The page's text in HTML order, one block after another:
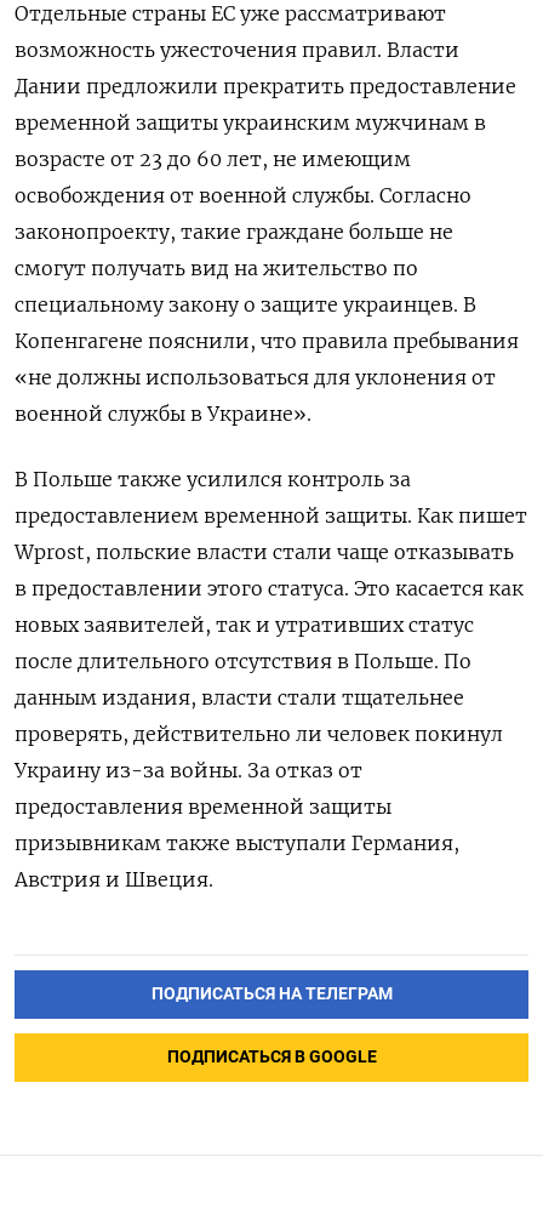
Отдельные страны ЕС уже рассматривают
возможность ужесточения правил. Власти
Дании предложили прекратить предоставление
временной защиты украинским мужчинам в
возрасте от 23 до 60 лет, не имеющим
освобождения от военной службы. Согласно
законопроекту, такие граждане больше не
смогут получать вид на жительство по
специальному закону о защите украинцев. В
Копенгагене пояснили, что правила пребывания
«не должны использоваться для уклонения от
военной службы в Украине».
В Польше также усилился контроль за
предоставлением временной защиты. Как пишет
Wprost, польские власти стали чаще отказывать
в предоставлении этого статуса. Это касается как
новых заявителей, так и утративших статус
после длительного отсутствия в Польше. По
данным издания, власти стали тщательнее
проверять, действительно ли человек покинул
Украину из-за войны. За отказ от
предоставления временной защиты
призывникам также выступали Германия,
Австрия и Швеция.
ПОДПИСАТЬСЯ НА ТЕЛЕГРАМ
ПОДПИСАТЬСЯ В GOOGLE